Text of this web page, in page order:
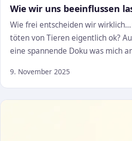
Wie wir uns beeinflussen
Wie frei entscheiden wir
töten von Tieren eigentlich ok?
eine spannende Doku was mich
9. November 2025